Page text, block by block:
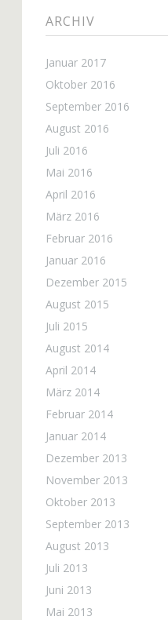
ARCHIV
Januar 2017
Oktober 2016
September 2016
August 2016
Juli 2016
Mai 2016
April 2016
März 2016
Februar 2016
Januar 2016
Dezember 2015
August 2015
Juli 2015
August 2014
April 2014
März 2014
Februar 2014
Januar 2014
Dezember 2013
November 2013
Oktober 2013
September 2013
August 2013
Juli 2013
Juni 2013
Mai 2013